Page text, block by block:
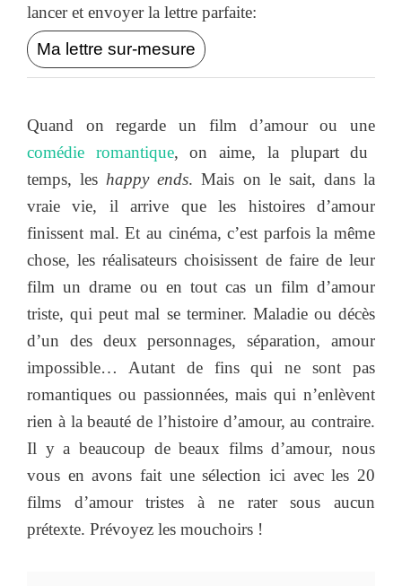
lancer et envoyer la lettre parfaite:
Ma lettre sur-mesure
Quand on regarde un film d’amour ou une
comédie romantique, on aime, la plupart du
temps, les happy ends. Mais on le sait, dans la
vraie vie, il arrive que les histoires d’amour
finissent mal. Et au cinéma, c’est parfois la même
chose, les réalisateurs choisissent de faire de leur
film un drame ou en tout cas un film d’amour
triste, qui peut mal se terminer. Maladie ou décès
d’un des deux personnages, séparation, amour
impossible… Autant de fins qui ne sont pas
romantiques ou passionnées, mais qui n’enlèvent
rien à la beauté de l’histoire d’amour, au contraire.
Il y a beaucoup de beaux films d’amour, nous
vous en avons fait une sélection ici avec les 20
films d’amour tristes à ne rater sous aucun
prétexte. Prévoyez les mouchoirs !